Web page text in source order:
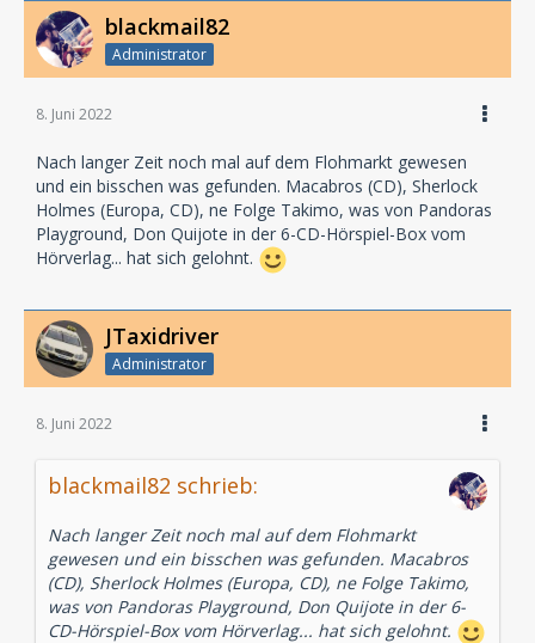
blackmail82
Administrator
8. Juni 2022
Nach langer Zeit noch mal auf dem Flohmarkt gewesen
und ein bisschen was gefunden. Macabros (CD), Sherlock
Holmes (Europa, CD), ne Folge Takimo, was von Pandoras
Playground, Don Quijote in der 6-CD-Hörspiel-Box vom
Hörverlag... hat sich gelohnt.
JTaxidriver
Administrator
8. Juni 2022
blackmail82 schrieb:
Nach langer Zeit noch mal auf dem Flohmarkt
gewesen und ein bisschen was gefunden. Macabros
(CD), Sherlock Holmes (Europa, CD), ne Folge Takimo,
was von Pandoras Playground, Don Quijote in der 6-
CD-Hörspiel-Box vom Hörverlag... hat sich gelohnt.